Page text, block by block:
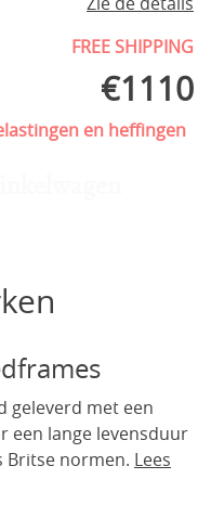
FREE SHIPPING
€1110
en heffingen
geleverd met een
een lange levensduur
Britse normen. Lees